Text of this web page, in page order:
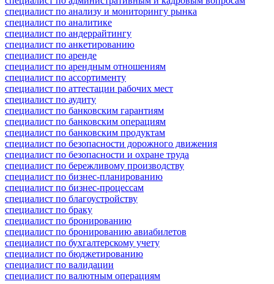
специалист по анализу и мониторингу рынка
специалист по аналитике
специалист по андеррайтингу
специалист по анкетированию
специалист по аренде
специалист по арендным отношениям
специалист по ассортименту
специалист по аттестации рабочих мест
специалист по аудиту
специалист по банковским гарантиям
специалист по банковским операциям
специалист по банковским продуктам
специалист по безопасности дорожного движения
специалист по безопасности и охране труда
специалист по бережливому производству
специалист по бизнес-планированию
специалист по бизнес-процессам
специалист по благоустройству
специалист по браку
специалист по бронированию
специалист по бронированию авиабилетов
специалист по бухгалтерскому учету
специалист по бюджетированию
специалист по валидации
специалист по валютным операциям